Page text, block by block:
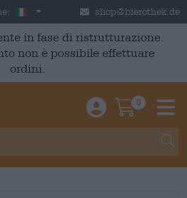
Italia shop@bierothek.de
in fase di ristrutturazione.
non è possibile effettuare
ordini.
Einloggen /
0